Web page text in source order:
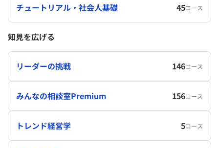
チュートリアル・社会人基礎 45コース
知見を広げる
リーダーの挑戦 146コース
みんなの相談室Premium 156コース
トレンド経営学 5コース